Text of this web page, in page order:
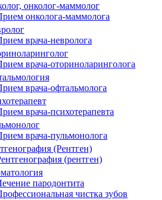
онколог-маммолог
онколога-маммолога
врача-невролога
врача-оториноларинголога
врача-офтальмолога
врача-психотерапевта
врача-пульмонолога
(Рентген)
(рентген)
пародонтита
чистка зубов